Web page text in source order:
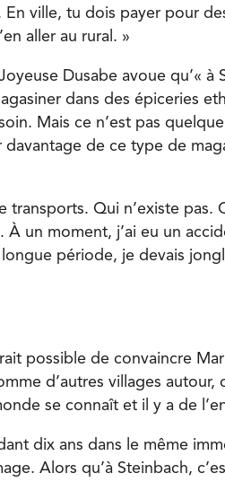
En ville, tu dois payer pour
aller au rural. »
Dusabe avoue qu’« à
dans des épiceries
Mais ce n’est pas
de ce type de
transports. Qui n’existe pas.
À un moment, j’ai eu un
période, je devais
possible de convaincre
d’autres villages autour,
se connaît et il y a de
dix ans dans le même
Alors qu’à Steinbach,